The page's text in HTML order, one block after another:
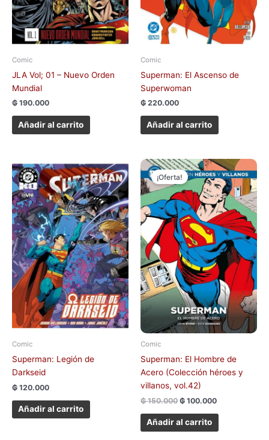
Comic
JLA Vol; 01 – Nuevo Orden
Mundial
₲ 190.000
Añadir al carrito
Comic
Superman: El Ascenso de
Superwoman
₲ 220.000
Añadir al carrito
Comic
Superman: Legión de
Darkseid
₲ 120.000
Añadir al carrito
¡Oferta!
Comic
Superman: El Hombre de
Acero (Colección héroes y
villanos, vol.42)
₲150.000
El
precio
original
era:
₲ 150.000.
₲ 100.000
El
precio
actual
es:
₲ 100.000.
Añadir al carrito